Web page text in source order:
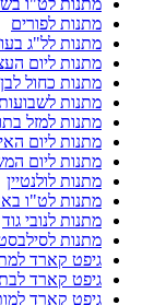
מתנות לט"ו
מתנות לפורים
מתנות לל"ג
מתנות ליום
מתנות כחול לבן
מתנות
מתנות למזל
מתנות ליום
מתנות ליום
מתנות לולנטיין
מתנות לט"ו
מתנות לנובי גוד
מתנות
גיפט קארד
גיפט קארד
גיפט קארד